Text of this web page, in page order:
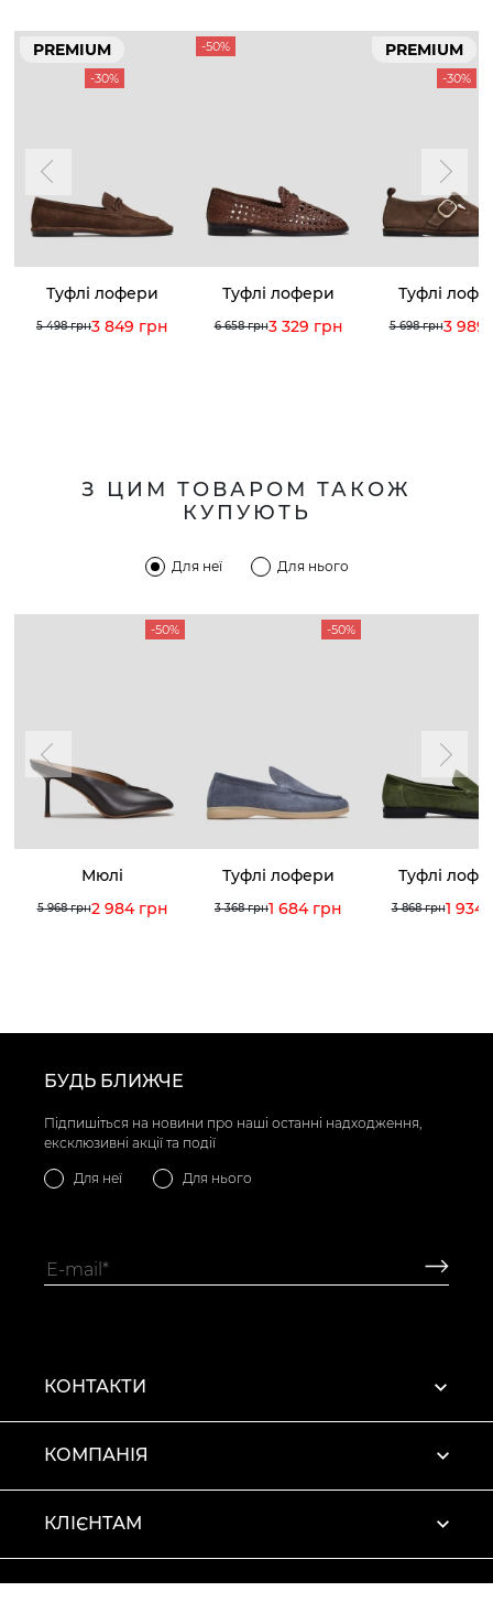
PREMIUM
-30%
Туфлі лофери
5 498 грн3 849 грн
-50%
Туфлі лофери
6 658 грн3 329 грн
PREMIUM
-30%
Туфлі
5 698 грн3 989
З ЦИМ ТОВАРОМ ТАКОЖ
КУПУЮТЬ
Для неї Для нього
-50%
Мюлі
5 968 грн2 984 грн
-50%
Туфлі лофери
3 368 грн1 684 грн
Туфлі
3 868 грн1 934
БУДЬ БЛИЖЧЕ
Підпишіться на новини про наші останні надходження,
ексклюзивні акції та події
Для неї Для нього
КОНТАКТИ
КОМПАНІЯ
КЛІЄНТАМ